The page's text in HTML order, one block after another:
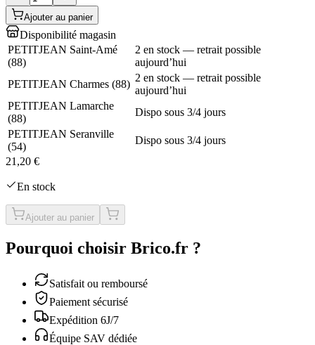
Ajouter au panier
Disponibilité magasin
PETITJEAN Saint-Amé
(88)
2 en stock — retrait possible
aujourd’hui
PETITJEAN Charmes (88)
2 en stock — retrait possible
aujourd’hui
PETITJEAN Lamarche
(88)
Dispo sous 3/4 jours
PETITJEAN Seranville
(54)
Dispo sous 3/4 jours
21,20 €
En stock
Ajouter au panier
Pourquoi choisir Brico.fr ?
Satisfait ou remboursé
Paiement sécurisé
Expédition 6J/7
Équipe SAV dédiée